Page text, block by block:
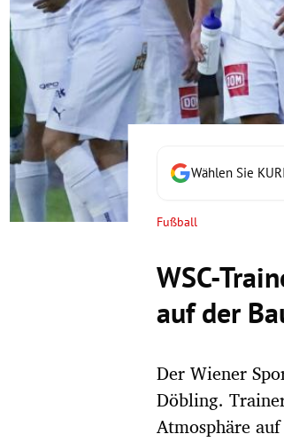
Untermenü
Untermenü
Untermenü
Untermenü
Untermenü
Wählen Sie
Fußball
WSC-
auf der
Der Wiener
Döbling.
Atmosphäre